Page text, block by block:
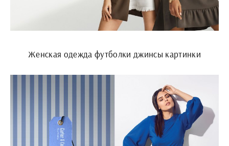
Женская одежда футболки джинсы картинки